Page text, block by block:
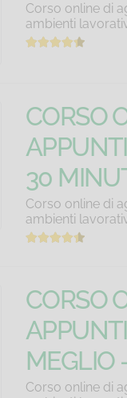
Corso online di
ambienti
CORSO
30
Corso online di
ambienti
CORSO
MEGLIO
Corso online di